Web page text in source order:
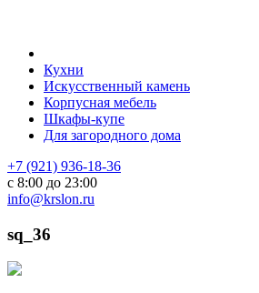
Кухни
Искусственный камень
Корпусная мебель
Шкафы-купе
Для загородного дома
+7 (921) 936-18-36
с 8:00 до 23:00
info@krslon.ru
sq_36